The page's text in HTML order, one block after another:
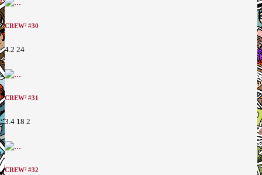
CREW² #30
4.2 24
CREW² #31
3.4 18 2
CREW² #32